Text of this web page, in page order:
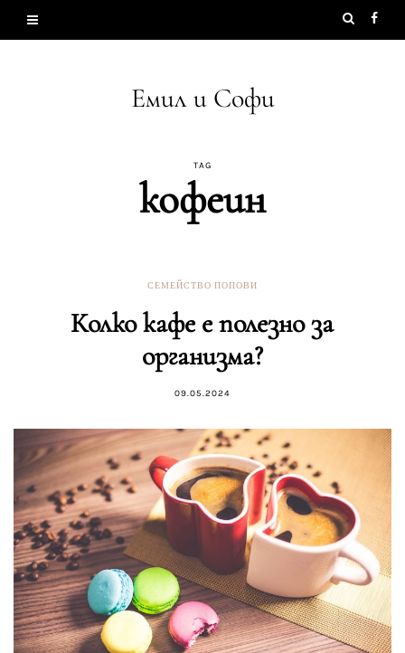
Емил и Софи
TAG
кофеин
СЕМЕЙСТВО ПОПОВИ
Колко кафе е полезно за
организма?
09.05.2024